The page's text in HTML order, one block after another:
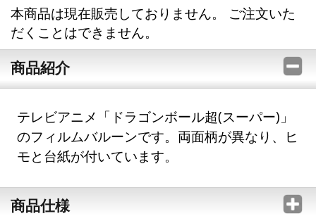
本商品は現在販売しておりません。 ご注文いた
だくことはできません。
商品紹介
テレビアニメ「ドラゴンボール超(スーパー)」
のフィルムバルーンです。両面柄が異なり、ヒ
モと台紙が付いています。
商品仕様